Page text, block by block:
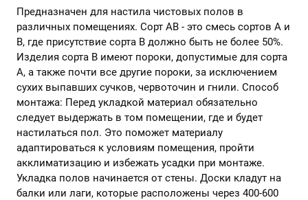
Предназначен для настила чистовых полов в
различных помещениях. Сорт АВ - это смесь сортов А и
В, где присутствие сорта В должно быть не более 50%.
Изделия сорта В имеют пороки, допустимые для сорта
А, а также почти все другие пороки, за исключением
сухих выпавших сучков, червоточин и гнили. Способ
монтажа: Перед укладкой материал обязательно
следует выдержать в том помещении, где и будет
настилаться пол. Это поможет материалу
адаптироваться к условиям помещения, пройти
акклиматизацию и избежать усадки при монтаже.
Укладка полов начинается от стены. Доски кладут на
балки или лаги, которые расположены через 400-600